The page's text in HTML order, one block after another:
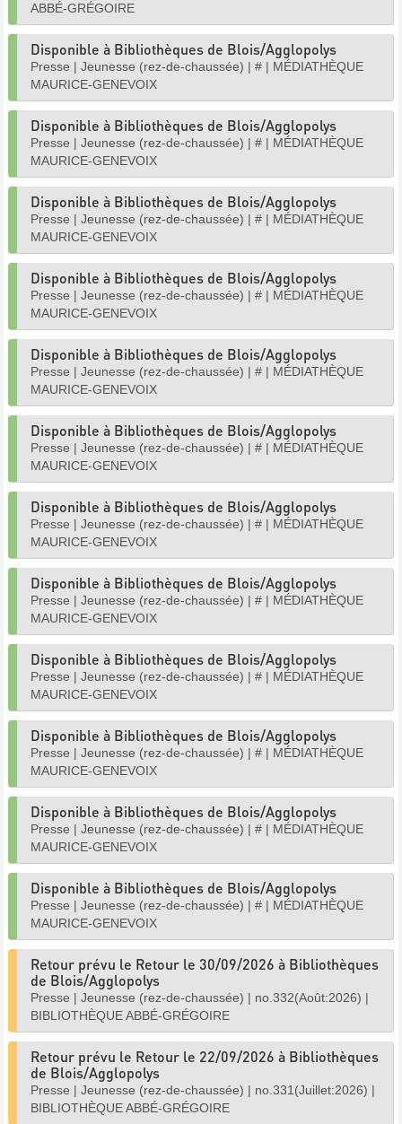
ABBÉ-GRÉGOIRE
Disponible à Bibliothèques de Blois/Agglopolys
Presse | Jeunesse (rez-de-chaussée) | # | MÉDIATHÈQUE
MAURICE-GENEVOIX
Disponible à Bibliothèques de Blois/Agglopolys
Presse | Jeunesse (rez-de-chaussée) | # | MÉDIATHÈQUE
MAURICE-GENEVOIX
Disponible à Bibliothèques de Blois/Agglopolys
Presse | Jeunesse (rez-de-chaussée) | # | MÉDIATHÈQUE
MAURICE-GENEVOIX
Disponible à Bibliothèques de Blois/Agglopolys
Presse | Jeunesse (rez-de-chaussée) | # | MÉDIATHÈQUE
MAURICE-GENEVOIX
Disponible à Bibliothèques de Blois/Agglopolys
Presse | Jeunesse (rez-de-chaussée) | # | MÉDIATHÈQUE
MAURICE-GENEVOIX
Disponible à Bibliothèques de Blois/Agglopolys
Presse | Jeunesse (rez-de-chaussée) | # | MÉDIATHÈQUE
MAURICE-GENEVOIX
Disponible à Bibliothèques de Blois/Agglopolys
Presse | Jeunesse (rez-de-chaussée) | # | MÉDIATHÈQUE
MAURICE-GENEVOIX
Disponible à Bibliothèques de Blois/Agglopolys
Presse | Jeunesse (rez-de-chaussée) | # | MÉDIATHÈQUE
MAURICE-GENEVOIX
Disponible à Bibliothèques de Blois/Agglopolys
Presse | Jeunesse (rez-de-chaussée) | # | MÉDIATHÈQUE
MAURICE-GENEVOIX
Disponible à Bibliothèques de Blois/Agglopolys
Presse | Jeunesse (rez-de-chaussée) | # | MÉDIATHÈQUE
MAURICE-GENEVOIX
Disponible à Bibliothèques de Blois/Agglopolys
Presse | Jeunesse (rez-de-chaussée) | # | MÉDIATHÈQUE
MAURICE-GENEVOIX
Disponible à Bibliothèques de Blois/Agglopolys
Presse | Jeunesse (rez-de-chaussée) | # | MÉDIATHÈQUE
MAURICE-GENEVOIX
Retour prévu le Retour le 30/09/2026 à Bibliothèques
de Blois/Agglopolys
Presse | Jeunesse (rez-de-chaussée) | no.332(Août:2026) |
BIBLIOTHÈQUE ABBÉ-GRÉGOIRE
Retour prévu le Retour le 22/09/2026 à Bibliothèques
de Blois/Agglopolys
Presse | Jeunesse (rez-de-chaussée) | no.331(Juillet:2026) |
BIBLIOTHÈQUE ABBÉ-GRÉGOIRE